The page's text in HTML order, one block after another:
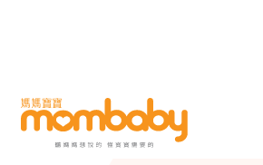
HOME 兒童 兒童照顧
不要憋尿！許多女性憋